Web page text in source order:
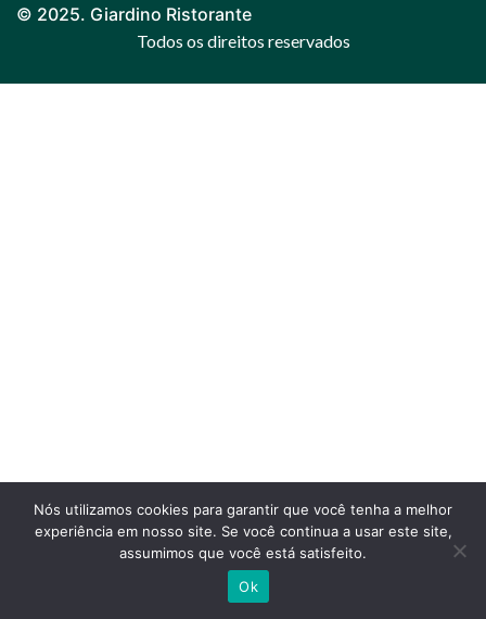
© 2025. Giardino Ristorante
Todos os direitos reservados
Nós utilizamos cookies para garantir que você tenha a melhor
experiência em nosso site. Se você continua a usar este site,
assumimos que você está satisfeito.
Ok